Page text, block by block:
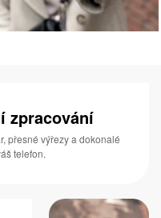
zpracování
přesné výřezy a dokonalé
telefon.